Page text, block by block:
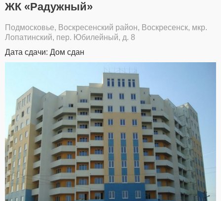
ЖК «Радужный»
Подмосковье, Воскресенский район, Воскресенск, мкр.
Лопатинский, пер. Юбилейный, д. 8
Дата сдачи: Дом сдан